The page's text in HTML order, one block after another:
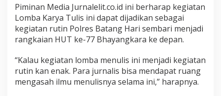
r
a
k
e
7
Piminan Media Jurnalelit.co.id ini berharap kegiatan
Lomba Karya Tulis ini dapat dijadikan sebagai
kegiatan rutin Polres Batang Hari sembari menjadi
rangkaian HUT ke-77 Bhayangkara ke depan.
“Kalau kegiatan lomba menulis ini menjadi kegiatan
rutin kan enak. Para jurnalis bisa mendapat ruang
mengasah ilmu menulisnya selama ini,” harapnya.